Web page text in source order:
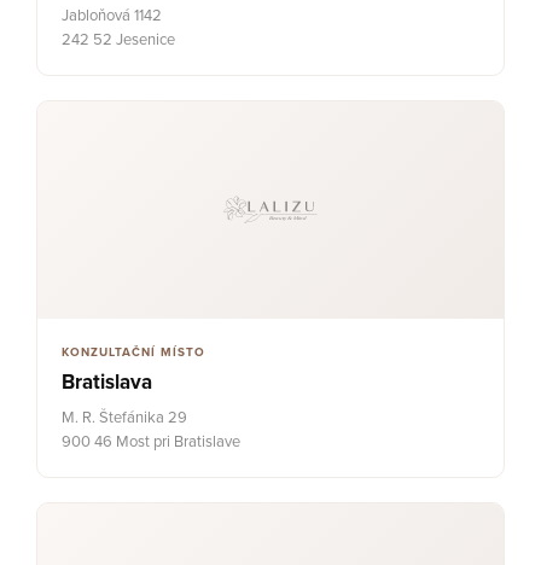
Jabloňová 1142
242 52 Jesenice
KONZULTAČNÍ MÍSTO
Bratislava
M. R. Štefánika 29
900 46 Most pri Bratislave